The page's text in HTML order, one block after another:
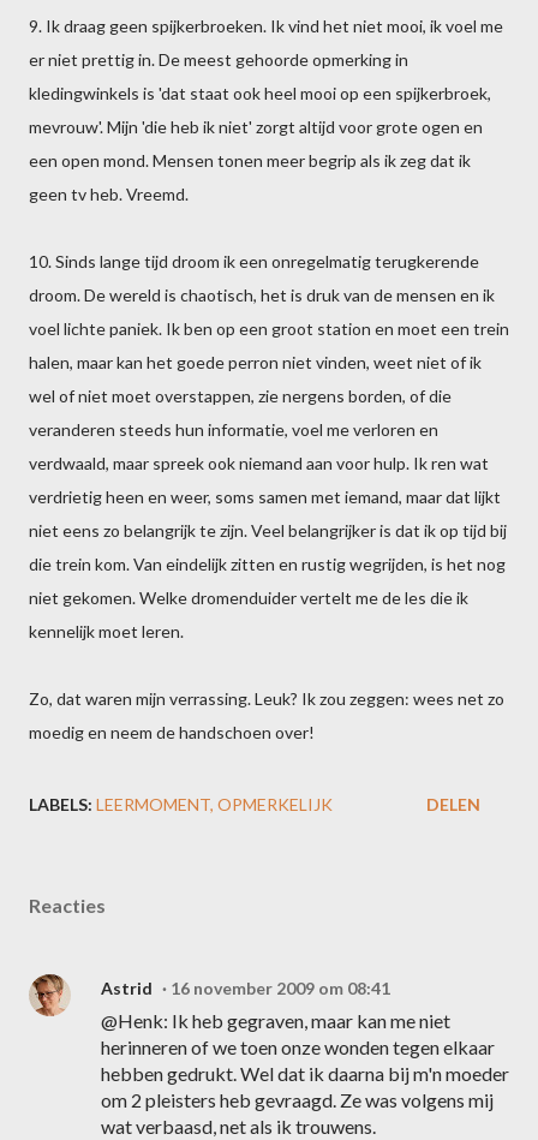
9. Ik draag geen spijkerbroeken. Ik vind het niet mooi, ik voel me
er niet prettig in. De meest gehoorde opmerking in
kledingwinkels is 'dat staat ook heel mooi op een spijkerbroek,
mevrouw'. Mijn 'die heb ik niet' zorgt altijd voor grote ogen en
een open mond. Mensen tonen meer begrip als ik zeg dat ik
geen tv heb. Vreemd.
10. Sinds lange tijd droom ik een onregelmatig terugkerende
droom. De wereld is chaotisch, het is druk van de mensen en ik
voel lichte paniek. Ik ben op een groot station en moet een trein
halen, maar kan het goede perron niet vinden, weet niet of ik
wel of niet moet overstappen, zie nergens borden, of die
veranderen steeds hun informatie, voel me verloren en
verdwaald, maar spreek ook niemand aan voor hulp. Ik ren wat
verdrietig heen en weer, soms samen met iemand, maar dat lijkt
niet eens zo belangrijk te zijn. Veel belangrijker is dat ik op tijd bij
die trein kom. Van eindelijk zitten en rustig wegrijden, is het nog
niet gekomen. Welke dromenduider vertelt me de les die ik
kennelijk moet leren.
Zo, dat waren mijn verrassing. Leuk? Ik zou zeggen: wees net zo
moedig en neem de handschoen over!
LABELS: LEERMOMENT OPMERKELIJK DELEN
Reacties
Astrid 16 november 2009 om 08:41
@Henk: Ik heb gegraven, maar kan me niet
herinneren of we toen onze wonden tegen elkaar
hebben gedrukt. Wel dat ik daarna bij m'n moeder
om 2 pleisters heb gevraagd. Ze was volgens mij
wat verbaasd, net als ik trouwens.